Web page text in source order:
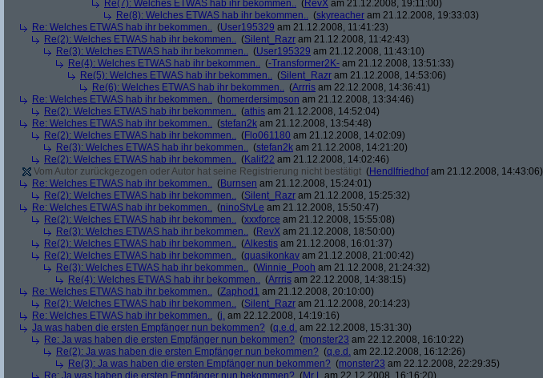
Re(7): Welches ETWAS hab ihr bekommen.. (RevX am 21.12.2008, 19:11:00)
Re(8): Welches ETWAS hab ihr bekommen.. (skyreacher am 21.12.2008, 19:33:03)
Re: Welches ETWAS hab ihr bekommen.. (User195329 am 21.12.2008, 11:41:23)
Re(2): Welches ETWAS hab ihr bekommen.. (Silent_Razr am 21.12.2008, 11:42:43)
Re(3): Welches ETWAS hab ihr bekommen.. (User195329 am 21.12.2008, 11:43:10)
Re(4): Welches ETWAS hab ihr bekommen.. (-Transformer2K- am 21.12.2008, 13:51:33)
Re(5): Welches ETWAS hab ihr bekommen.. (Silent_Razr am 21.12.2008, 14:53:06)
Re(6): Welches ETWAS hab ihr bekommen.. (Arrris am 22.12.2008, 14:36:41)
Re: Welches ETWAS hab ihr bekommen.. (homerdersimpson am 21.12.2008, 13:34:46)
Re(2): Welches ETWAS hab ihr bekommen.. (athis am 21.12.2008, 14:52:04)
Re: Welches ETWAS hab ihr bekommen.. (stefan2k am 21.12.2008, 13:54:48)
Re(2): Welches ETWAS hab ihr bekommen.. (Flo061180 am 21.12.2008, 14:02:09)
Re(3): Welches ETWAS hab ihr bekommen.. (stefan2k am 21.12.2008, 14:21:20)
Re(2): Welches ETWAS hab ihr bekommen.. (Kalif22 am 21.12.2008, 14:02:46)
Vom Autor zurückgezogen oder Autor hat seine Registrierung nicht bestätigt (Hendlfriedhofam 21.12.2008, 14:43:06)
Re: Welches ETWAS hab ihr bekommen.. (Burnsen am 21.12.2008, 15:24:01)
Re(2): Welches ETWAS hab ihr bekommen.. (Silent_Razr am 21.12.2008, 15:25:32)
Re: Welches ETWAS hab ihr bekommen.. (ninoStyLe am 21.12.2008, 15:50:47)
Re(2): Welches ETWAS hab ihr bekommen.. (xxxforce am 21.12.2008, 15:55:08)
Re(3): Welches ETWAS hab ihr bekommen.. (RevX am 21.12.2008, 18:50:00)
Re(2): Welches ETWAS hab ihr bekommen.. (Alkestis am 21.12.2008, 16:01:37)
Re(2): Welches ETWAS hab ihr bekommen.. (quasikonkav am 21.12.2008, 21:00:42)
Re(3): Welches ETWAS hab ihr bekommen.. (Winnie_Pooh am 21.12.2008, 21:24:32)
Re(4): Welches ETWAS hab ihr bekommen.. (Arrris am 22.12.2008, 14:38:15)
Re: Welches ETWAS hab ihr bekommen.. (Zaphod1 am 21.12.2008, 20:10:00)
Re(2): Welches ETWAS hab ihr bekommen.. (Silent_Razr am 21.12.2008, 20:14:23)
Re: Welches ETWAS hab ihr bekommen.. (j. am 22.12.2008, 14:19:16)
Ja was haben die ersten Empfänger nun bekommen? (q.e.d. am 22.12.2008, 15:31:30)
Re: Ja was haben die ersten Empfänger nun bekommen? (monster23 am 22.12.2008, 16:10:22)
Re(2): Ja was haben die ersten Empfänger nun bekommen? (q.e.d. am 22.12.2008, 16:12:26)
Re(3): Ja was haben die ersten Empfänger nun bekommen? (monster23 am 22.12.2008, 22:29:35)
Re: Ja was haben die ersten Empfänger nun bekommen? (Mr L am 22.12.2008, 16:16:20)